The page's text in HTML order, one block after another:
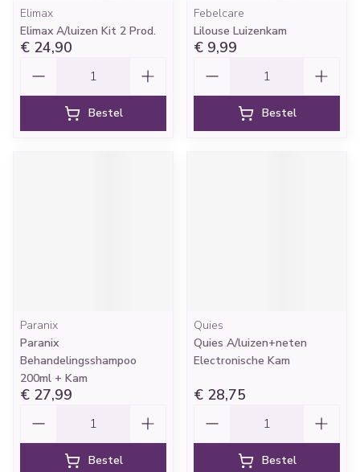
Elimax
Elimax A/luizen Kit 2 Prod.
€ 24,90
Bestel
Febelcare
Lilouse Luizenkam
€ 9,99
Bestel
Paranix
Paranix
Behandelingsshampoo
200ml + Kam
€ 27,99
Bestel
Quies
Quies A/luizen+neten
Electronische Kam
€ 28,75
Bestel